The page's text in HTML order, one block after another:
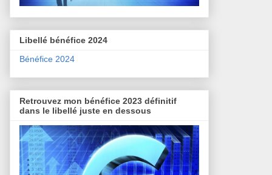
Libellé bénéfice 2024
Bénéfice 2024
Retrouvez mon bénéfice 2023 définitif
dans le libellé juste en dessous